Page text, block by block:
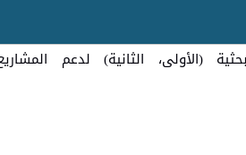
(الأولى، الثانية) لدعم